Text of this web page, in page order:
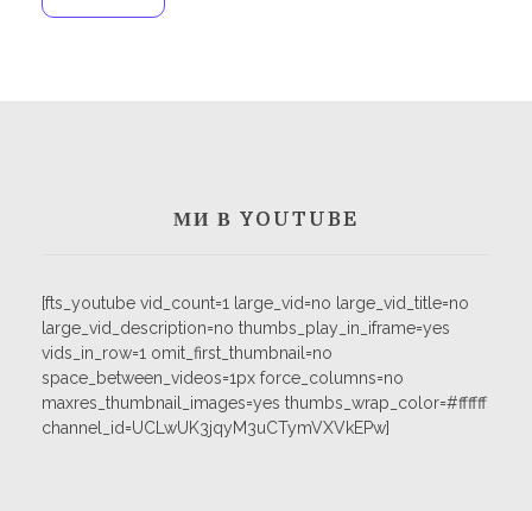
МИ В YOUTUBE
[fts_youtube vid_count=1 large_vid=no large_vid_title=no
large_vid_description=no thumbs_play_in_iframe=yes
vids_in_row=1 omit_first_thumbnail=no
space_between_videos=1px force_columns=no
maxres_thumbnail_images=yes thumbs_wrap_color=#ffffff
channel_id=UCLwUK3jqyM3uCTymVXVkEPw]